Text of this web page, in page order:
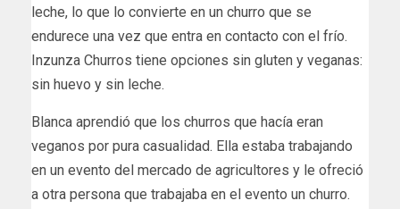
leche, lo que lo convierte en un churro que se
endurece una vez que entra en contacto con el frío.
Inzunza Churros tiene opciones sin gluten y veganas:
sin huevo y sin leche.
Blanca aprendió que los churros que hacía eran
veganos por pura casualidad. Ella estaba trabajando
en un evento del mercado de agricultores y le ofreció
a otra persona que trabajaba en el evento un churro.